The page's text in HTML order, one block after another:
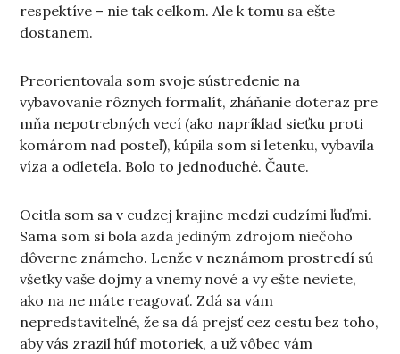
respektíve – nie tak celkom. Ale k tomu sa ešte
dostanem.
Preorientovala som svoje sústredenie na
vybavovanie rôznych formalít, zháňanie doteraz pre
mňa nepotrebných vecí (ako napríklad sieťku proti
komárom nad posteľ), kúpila som si letenku, vybavila
víza a odletela. Bolo to jednoduché. Čaute.
Ocitla som sa v cudzej krajine medzi cudzími ľuďmi.
Sama som si bola azda jediným zdrojom niečoho
dôverne známeho. Lenže v neznámom prostredí sú
všetky vaše dojmy a vnemy nové a vy ešte neviete,
ako na ne máte reagovať. Zdá sa vám
nepredstaviteľné, že sa dá prejsť cez cestu bez toho,
aby vás zrazil húf motoriek, a už vôbec vám